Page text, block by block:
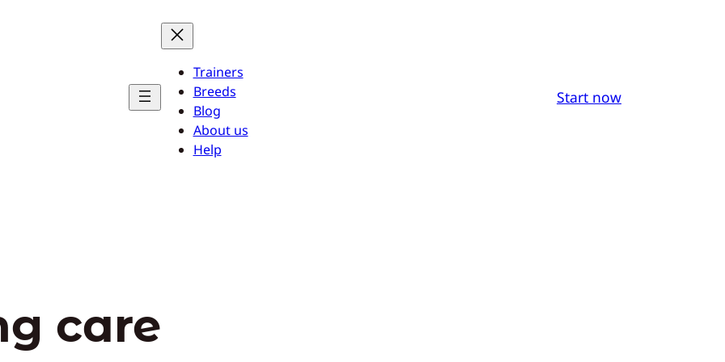
Trainers
Breeds
Blog
About us
Help
Start now
care